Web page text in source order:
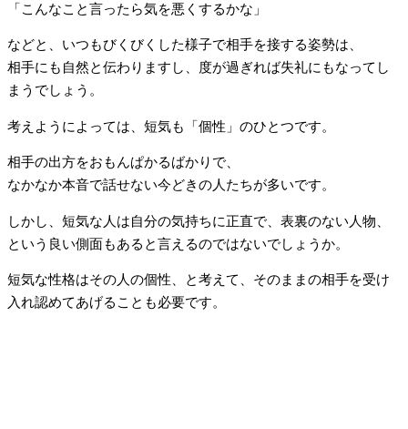
「こんなこと言ったら気を悪くするかな」
などと、いつもびくびくした様子で相手を接する姿勢は、
相手にも自然と伝わりますし、度が過ぎれば失礼にもなってし
まうでしょう。
考えようによっては、短気も「個性」のひとつです。
相手の出方をおもんぱかるばかりで、
なかなか本音で話せない今どきの人たちが多いです。
しかし、短気な人は自分の気持ちに正直で、表裏のない人物、
という良い側面もあると言えるのではないでしょうか。
短気な性格はその人の個性、と考えて、そのままの相手を受け
入れ認めてあげることも必要です。